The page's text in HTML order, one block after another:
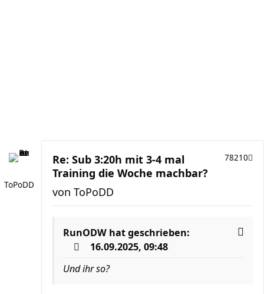
ToPoDD
Re: Sub 3:20h mit 3-4 mal
Training die Woche machbar?
78210
von ToPoDD
RunODW hat geschrieben:
16.09.2025, 09:48
Und ihr so?